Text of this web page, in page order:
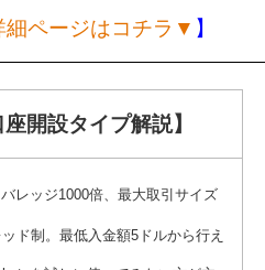
細ページはコチラ▼ 】
開設タイプ解説】
レッジ1000倍、最大取引サイズ
ド制。最低入金額5ドルから行え